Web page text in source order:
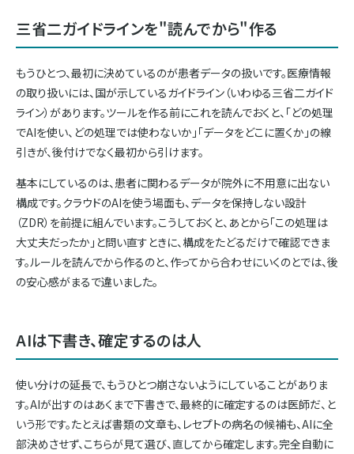
三省二ガイドラインを"読んでから"作る
もうひとつ、最初に決めているのが患者データの扱いです。医療情報
の取り扱いには、国が示しているガイドライン（いわゆる三省二ガイド
ライン）があります。ツールを作る前にこれを読んでおくと、「どの処理
でAIを使い、どの処理では使わないか」「データをどこに置くか」の線
引きが、後付けでなく最初から引けます。
基本にしているのは、患者に関わるデータが院外に不用意に出ない
構成です。クラウドのAIを使う場面も、データを保持しない設計
（ZDR）を前提に組んでいます。こうしておくと、あとから「この処理は
大丈夫だったか」と問い直すときに、構成をたどるだけで確認できま
す。ルールを読んでから作るのと、作ってから合わせにいくのとでは、後
の安心感がまるで違いました。
AIは下書き、確定するのは人
使い分けの延長で、もうひとつ崩さないようにしていることがありま
す。AIが出すのはあくまで下書きで、最終的に確定するのは医師だ、と
いう形です。たとえば書類の文章も、レセプトの病名の候補も、AIに全
部決めさせず、こちらが見て選び、直してから確定します。完全自動に